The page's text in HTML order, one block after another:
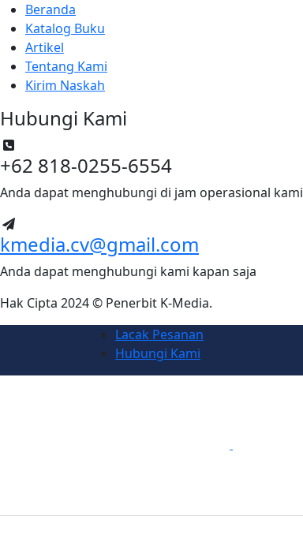
Beranda
Katalog Buku
Artikel
Tentang Kami
Kirim Naskah
Hubungi Kami
+62 818-0255-6554
Anda dapat menghubungi di jam operasional kami
kmedia.cv@gmail.com
Anda dapat menghubungi kami kapan saja
Hak Cipta 2024 © Penerbit K-Media.
Lacak Pesanan
Hubungi Kami